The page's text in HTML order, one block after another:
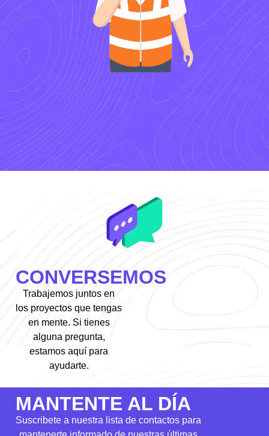
CONVERSEMOS
Trabajemos juntos en
los proyectos que tengas
en mente. Si tienes
alguna pregunta,
estamos aquí para
ayudarte.
MANTENTE AL DÍA
Suscribete a nuestra lista de contactos para